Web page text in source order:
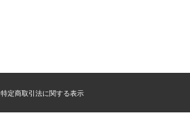
特定商取引法に関する表示